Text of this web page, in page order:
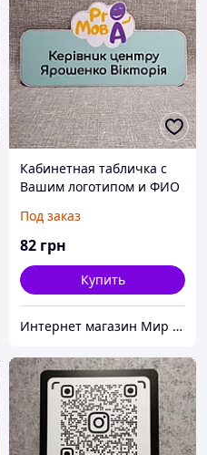
Кабинетная табличка с
Вашим логотипом и ФИО
Под заказ
82 грн
Купить
Интернет магазин Мир стендов. Товары из Украины